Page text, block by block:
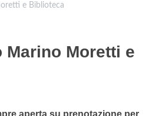
e Biblioteca
Marino Moretti e
aperta su prenotazione per